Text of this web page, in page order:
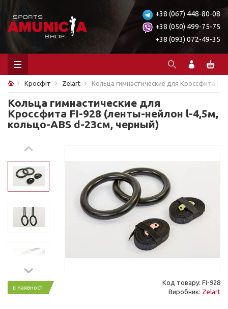
+38 (067) 448-80-08
+38 (050) 499-75-75
+38 (093) 072-49-35
Кросфіт Zelart Кольца гимнастические для Кроссфита
Кольца гимнастические для
Кроссфита FI-928 (ленты-нейлон l-4,5м,
кольцо-ABS d-23см, черный)
в наявності
Код товару: FI-928
Виробник: Zelart